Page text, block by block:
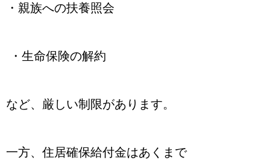
・親族への扶養照会
・生命保険の解約
など、厳しい制限があります。
一方、住居確保給付金はあくまで